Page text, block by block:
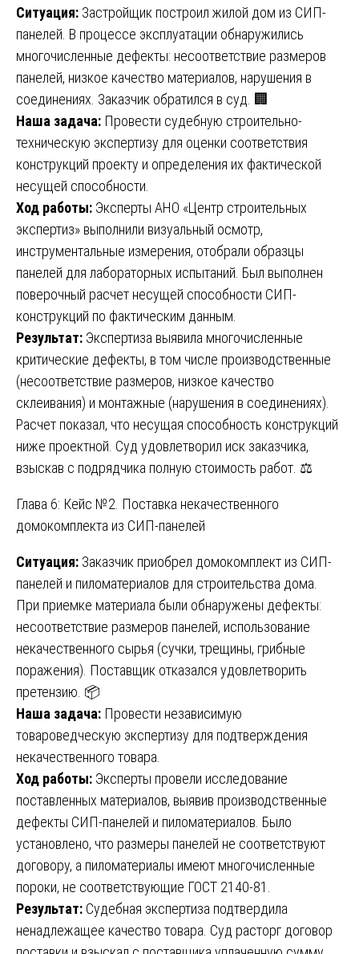
Ситуация: Застройщик построил жилой дом из СИП-
панелей. В процессе эксплуатации обнаружились
многочисленные дефекты: несоответствие размеров
панелей, низкое качество материалов, нарушения в
соединениях. Заказчик обратился в суд. 🏢
Наша задача: Провести судебную строительно-
техническую экспертизу для оценки соответствия
конструкций проекту и определения их фактической
несущей способности.
Ход работы: Эксперты АНО «Центр строительных
экспертиз» выполнили визуальный осмотр,
инструментальные измерения, отобрали образцы
панелей для лабораторных испытаний. Был выполнен
поверочный расчет несущей способности СИП-
конструкций по фактическим данным.
Результат: Экспертиза выявила многочисленные
критические дефекты, в том числе производственные
(несоответствие размеров, низкое качество
склеивания) и монтажные (нарушения в соединениях).
Расчет показал, что несущая способность конструкций
ниже проектной. Суд удовлетворил иск заказчика,
взыскав с подрядчика полную стоимость работ. ⚖️
Глава 6: Кейс №2. Поставка некачественного
домокомплекта из СИП-панелей
Ситуация: Заказчик приобрел домокомплект из СИП-
панелей и пиломатериалов для строительства дома.
При приемке материала были обнаружены дефекты:
несоответствие размеров панелей, использование
некачественного сырья (сучки, трещины, грибные
поражения). Поставщик отказался удовлетворить
претензию. 📦
Наша задача: Провести независимую
товароведческую экспертизу для подтверждения
некачественного товара.
Ход работы: Эксперты провели исследование
поставленных материалов, выявив производственные
дефекты СИП-панелей и пиломатериалов. Было
установлено, что размеры панелей не соответствуют
договору, а пиломатериалы имеют многочисленные
пороки, не соответствующие ГОСТ 2140-81.
Результат: Судебная экспертиза подтвердила
ненадлежащее качество товара. Суд расторг договор